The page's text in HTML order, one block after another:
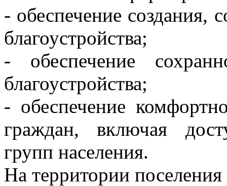
- обеспечение создания,
благоустройства;
- обеспечение
благоустройства;
- обеспечение
граждан, включая
групп населения.
На территории поселения